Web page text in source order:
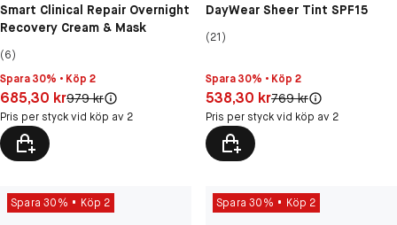
Smart Clinical Repair Overnight
Recovery Cream & Mask
(6)
Spara 30% • Köp 2
Pris: 685,30 kr
685,30 krOriginal pris:
979 kr
Pris per styck vid köp av 2
DayWear Sheer Tint SPF15
(21)
Spara 30% • Köp 2
Pris: 538,30 kr
538,30 krOriginal pris:
769 kr
Pris per styck vid köp av 2
Spara 30% Köp 2 Spara 30% Köp 2